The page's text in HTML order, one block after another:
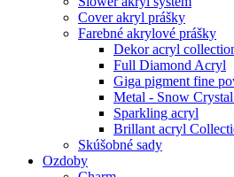
Cover akryl prášky
Farebné akrylové prášky
Dekor acryl
Full Diamond Acryl
Giga pigment fine
Metal - Snow
Sparkling acryl
Brillant acryl
Skúšobné sady
Ozdoby